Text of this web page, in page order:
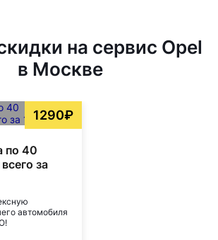
на сервис Opel
в Москве
1290₽
по 40
за
автомобиля